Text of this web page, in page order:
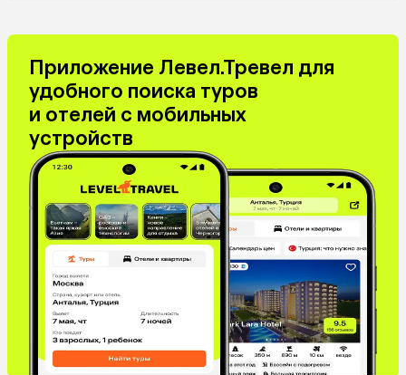
Приложение Левел.Тревел для
удобного поиска туров
и отелей с мобильных
устройств